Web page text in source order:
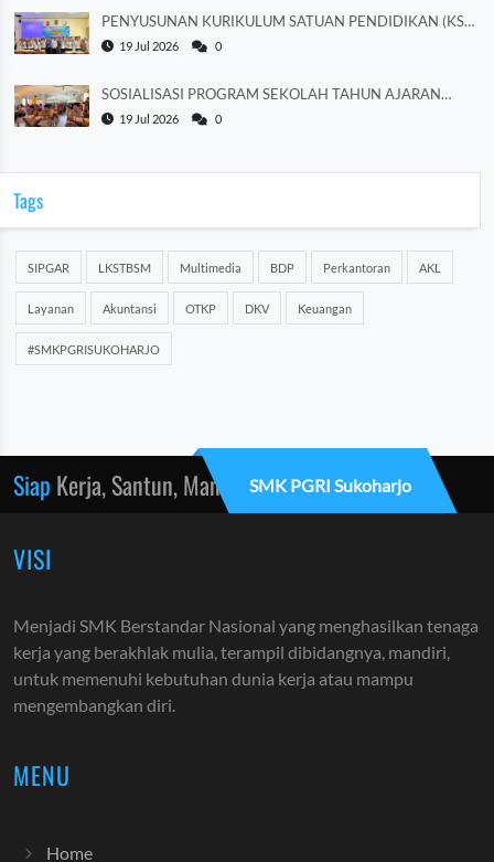
PENYUSUNAN KURIKULUM SATUAN PENDIDIKAN (KSP)
TAHUN AJARAN 2026/2027
19 Jul 2026 0
SOSIALISASI PROGRAM SEKOLAH TAHUN AJARAN
2026/2027
19 Jul 2026 0
Tags
SIPGAR LKSTBSM Multimedia BDP Perkantoran AKL
Layanan Akuntansi OTKP DKV Keuangan
#SMKPGRISUKOHARJO
Siap Kerja, Santun, MandiriSMK PGRI Sukoharjo
VISI
Menjadi SMK Berstandar Nasional yang menghasilkan tenaga
kerja yang berakhlak mulia, terampil dibidangnya, mandiri,
untuk memenuhi kebutuhan dunia kerja atau mampu
mengembangkan diri.
MENU
Home